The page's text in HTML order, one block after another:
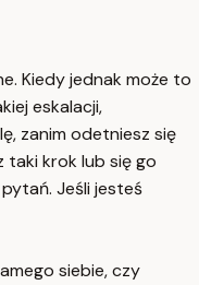
Kiedy jednak może to
eskalacji,
zanim odetniesz się
taki krok lub się go
Jeśli jesteś
siebie, czy